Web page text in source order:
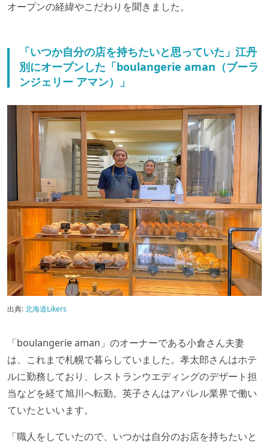
オープンの経緯やこだわりを聞きました。
「いつか自分の店を持ちたいと思っていた」江丹
別にオープンした「boulangerie aman（ブーラ
ンジェリー アマン）」
出典:北海道Likers
「boulangerie aman」のオーナーである小倉さん夫妻
は、これまで札幌で暮らしていました。孝太郎さんはホテ
ルに勤務しており、レストランウエディングのデザート担
当などを経て旭川へ転勤。英子さんはアパレル業界で働い
ていたといいます。
「職人をしていたので、いつかは自分のお店を持ちたいと